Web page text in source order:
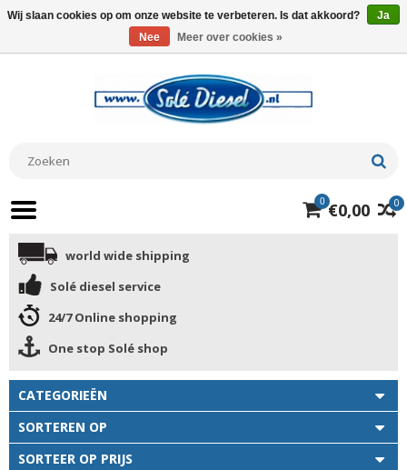
0
0 €0,00
world wide shipping
Solé diesel service
24/7 Online shopping
One stop Solé shop
CATEGORIEËN
SORTEREN OP
SORTEER OP PRIJS
Wij slaan cookies op om onze website te verbeteren. Is dat akkoord?
Ja
Nee
Meer over cookies »